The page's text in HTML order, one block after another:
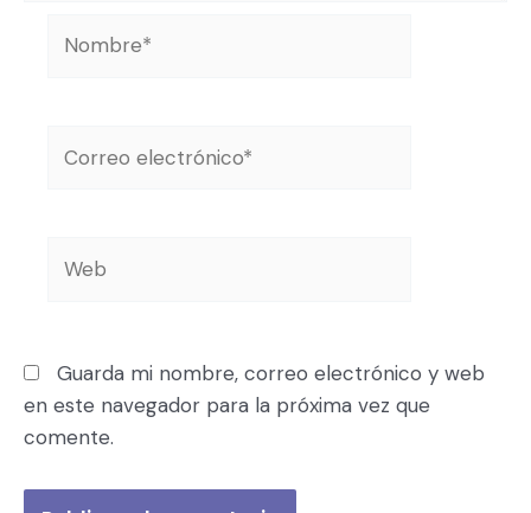
Guarda mi nombre, correo electrónico y web
en este navegador para la próxima vez que
comente.